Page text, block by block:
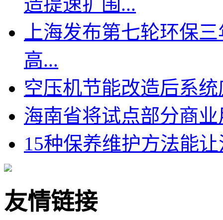
上海发布第七轮环保
高...
空压机节能改造后系
海南省将试点部分商
15种保养维护方法能
友情链接